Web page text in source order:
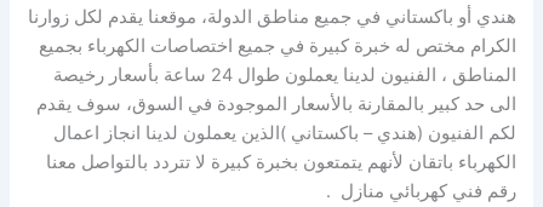
هندي أو باكستاني في جميع مناطق الدولة، موقعنا يقدم لكل زوارنا
الكرام مختص له خبرة كبيرة في جميع اختصاصات الكهرباء بجميع
المناطق ، الفنيون لدينا يعملون طوال 24 ساعة بأسعار رخيصة
الى حد كبير بالمقارنة بالأسعار الموجودة في السوق، سوف يقدم
لكم الفنيون (هندي – باكستاني )الذين يعملون لدينا انجاز اعمال
الكهرباء باتقان لأنهم يتمتعون بخبرة كبيرة لا تتردد بالتواصل معنا
رقم فني كهربائي منازل .